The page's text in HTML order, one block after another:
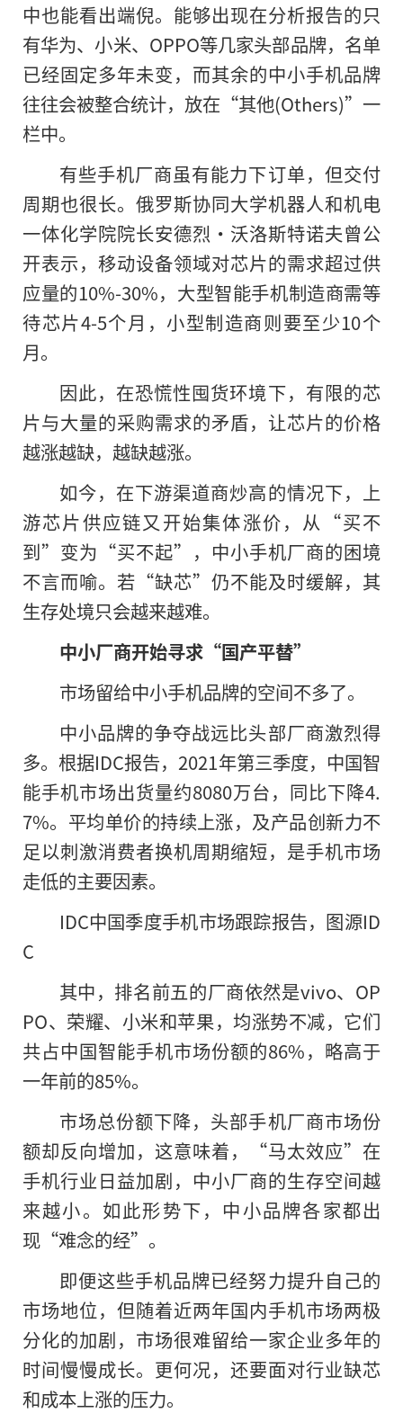
中也能看出端倪。能够出现在分析报告的只
有华为、小米、OPPO等几家头部品牌，名单
已经固定多年未变，而其余的中小手机品牌
往往会被整合统计，放在“其他(Others)”一
栏中。
有些手机厂商虽有能力下订单，但交付
周期也很长。俄罗斯协同大学机器人和机电
一体化学院院长安德烈·沃洛斯特诺夫曾公
开表示，移动设备领域对芯片的需求超过供
应量的10%-30%，大型智能手机制造商需等
待芯片4-5个月，小型制造商则要至少10个
月。
因此，在恐慌性囤货环境下，有限的芯
片与大量的采购需求的矛盾，让芯片的价格
越涨越缺，越缺越涨。
如今，在下游渠道商炒高的情况下，上
游芯片供应链又开始集体涨价，从“买不
到”变为“买不起”，中小手机厂商的困境
不言而喻。若“缺芯”仍不能及时缓解，其
生存处境只会越来越难。
中小厂商开始寻求“国产平替”
市场留给中小手机品牌的空间不多了。
中小品牌的争夺战远比头部厂商激烈得
多。根据IDC报告，2021年第三季度，中国智
能手机市场出货量约8080万台，同比下降4.
7%。平均单价的持续上涨，及产品创新力不
足以刺激消费者换机周期缩短，是手机市场
走低的主要因素。
IDC中国季度手机市场跟踪报告，图源ID
C
其中，排名前五的厂商依然是vivo、OP
PO、荣耀、小米和苹果，均涨势不减，它们
共占中国智能手机市场份额的86%，略高于
一年前的85%。
市场总份额下降，头部手机厂商市场份
额却反向增加，这意味着，“马太效应”在
手机行业日益加剧，中小厂商的生存空间越
来越小。如此形势下，中小品牌各家都出
现“难念的经”。
即便这些手机品牌已经努力提升自己的
市场地位，但随着近两年国内手机市场两极
分化的加剧，市场很难留给一家企业多年的
时间慢慢成长。更何况，还要面对行业缺芯
和成本上涨的压力。